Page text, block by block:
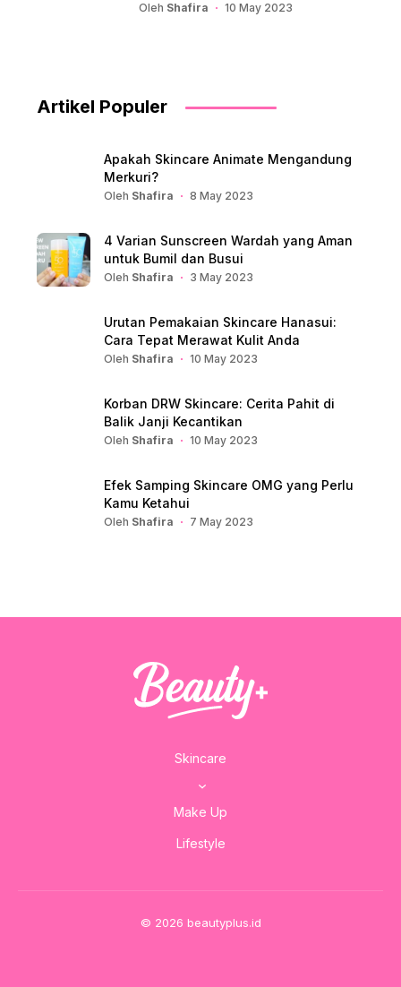
Oleh Shafira 10 May 2023
Artikel Populer
Apakah Skincare Animate Mengandung
Merkuri?
Oleh Shafira 8 May 2023
4 Varian Sunscreen Wardah yang Aman
untuk Bumil dan Busui
Oleh Shafira 3 May 2023
Urutan Pemakaian Skincare Hanasui:
Cara Tepat Merawat Kulit Anda
Oleh Shafira 10 May 2023
Korban DRW Skincare: Cerita Pahit di
Balik Janji Kecantikan
Oleh Shafira 10 May 2023
Efek Samping Skincare OMG yang Perlu
Kamu Ketahui
Oleh Shafira 7 May 2023
Skincare
Make Up
Lifestyle
© 2026 beautyplus.id